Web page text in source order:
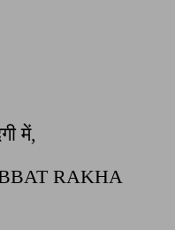
में,
RAKHA